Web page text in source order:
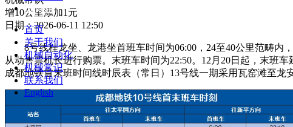
English
首页
关于我们
机械自动化
机械常识
联系我们
English
增10公里添加1元
日期：2026-06-11 12:50
8号线桂龙坐、龙港坐首班车时间为06:00，24至40公里范畴内
从动售票机长进行购票。末班车时间为22:50。12月20日起，末班
成都地铁首末班时间线时辰表（常日）13号线一期采用瓦窑滩至龙